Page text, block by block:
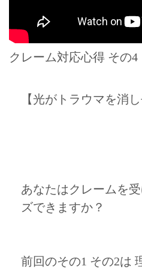
クレーム対応心得 その4
【光がトラウマを消し
あなたはクレームを
ズできますか？
前回のその1 その2は